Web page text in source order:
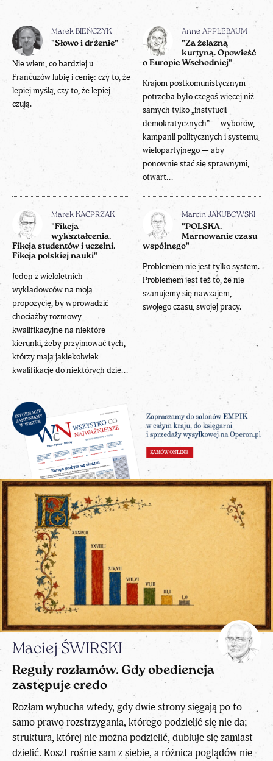
Marek BIEŃCZYK
"Słowo i drżenie"
Nie wiem, co bardziej u
Francuzów lubię i cenię: czy to, że
lepiej myślą, czy to, że lepiej
czują.
Anne APPLEBAUM
"Za żelazną
kurtyną. Opowieść
o Europie Wschodniej"
Krajom postkomunistycznym
potrzeba było czegoś więcej niż
samych tylko „instytucji
demokratycznych” — wyborów,
kampanii politycznych i systemu
wielopartyjnego — aby
ponownie stać się sprawnymi,
otwart...
Marek KACPRZAK
"Fikcja
wykształcenia.
Fikcja studentów i uczelni.
Fikcja polskiej nauki"
Jeden z wieloletnich
wykładowców na moją
propozycję, by wprowadzić
chociażby rozmowy
kwalifikacyjne na niektóre
kierunki, żeby przyjmować tych,
którzy mają jakiekolwiek
kwalifikacje do niektórych dzie...
Marcin JAKUBOWSKI
"POLSKA.
Marnowanie czasu
wspólnego"
Problemem nie jest tylko system.
Problemem jest też to, że nie
szanujemy się nawzajem,
swojego czasu, swojej pracy.
Maciej ŚWIRSKI
Reguły rozłamów. Gdy obediencja
zastępuje credo
Rozłam wybucha wtedy, gdy dwie strony sięgają po to
samo prawo rozstrzygania, którego podzielić się nie da;
struktura, której nie można podzielić, dubluje się zamiast
dzielić. Koszt rośnie sam z siebie, a różnica poglądów nie